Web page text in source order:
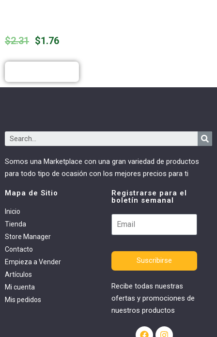
$2.31 $1.76
Somos una Marketplace con una gran variedad de productos
para todo tipo de ocasión con los mejores precios para ti
Mapa de Sitio
Inicio
Tienda
Store Manager
Contacto
Empieza a Vender
Artículos
Mi cuenta
Mis pedidos
Registrarse para el
boletín semanal
Suscribirse
Recibe todas nuestras
ofertas y promociones de
nuestros productos